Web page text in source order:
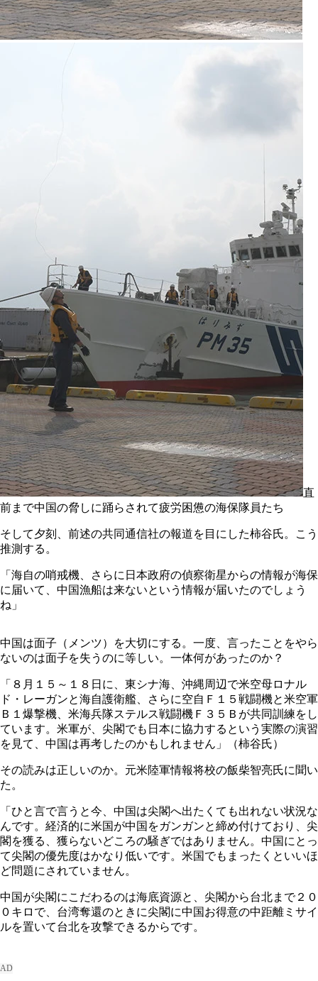
直
前まで中国の脅しに踊らされて疲労困憊の海保隊員たち
そして夕刻、前述の共同通信社の報道を目にした柿谷氏。こう
推測する。
「海自の哨戒機、さらに日本政府の偵察衛星からの情報が海保
に届いて、中国漁船は来ないという情報が届いたのでしょう
ね」
中国は面子（メンツ）を大切にする。一度、言ったことをやら
ないのは面子を失うのに等しい。一体何があったのか？
「８月１５～１８日に、東シナ海、沖縄周辺で米空母ロナル
ド・レーガンと海自護衛艦、さらに空自Ｆ１５戦闘機と米空軍
Ｂ１爆撃機、米海兵隊ステルス戦闘機Ｆ３５Ｂが共同訓練をし
ています。米軍が、尖閣でも日本に協力するという実際の演習
を見て、中国は再考したのかもしれません」（柿谷氏）
その読みは正しいのか。元米陸軍情報将校の飯柴智亮氏に聞い
た。
「ひと言で言うと今、中国は尖閣へ出たくても出れない状況な
んです。経済的に米国が中国をガンガンと締め付けており、尖
閣を獲る、獲らないどころの騒ぎではありません。中国にとっ
て尖閣の優先度はかなり低いです。米国でもまったくといいほ
ど問題にされていません。
中国が尖閣にこだわるのは海底資源と、尖閣から台北まで２０
０キロで、台湾奪還のときに尖閣に中国お得意の中距離ミサイ
ルを置いて台北を攻撃できるからです。